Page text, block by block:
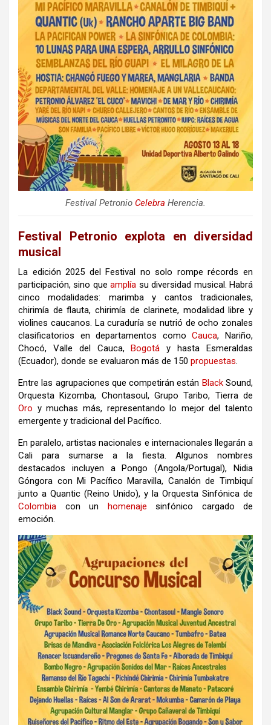
Festival Petronio Celebra Herencia.
Festival Petronio explota en diversidad
musical
La edición 2025 del Festival no solo rompe récords en
participación, sino queamplía su diversidad musical. Habrá
cinco modalidades: marimba y cantos tradicionales,
chirimía de flauta, chirimía de clarinete, modalidad libre y
violines caucanos. La curaduría se nutrió de ocho zonales
clasificatorios en departamentos comoCauca, Nariño,
Chocó, Valle del Cauca, Bogotá y hasta Esmeraldas
(Ecuador), donde se evaluaron más de 150 propuestas.
Entre las agrupaciones que competirán están BlackSound,
Orquesta Kizomba, Chontasoul, Grupo Taribo, Tierra de
Oro y muchas más, representando lo mejor del talento
emergente y tradicional del Pacífico.
En paralelo, artistas nacionales e internacionales llegarán a
Cali para sumarse a la fiesta. Algunos nombres
destacados incluyen a Pongo (Angola/Portugal), Nidia
Góngora con Mi Pacífico Maravilla, Canalón de Timbiquí
junto a Quantic (Reino Unido), y la Orquesta Sinfónica de
Colombia con un homenaje sinfónico cargado de
emoción.